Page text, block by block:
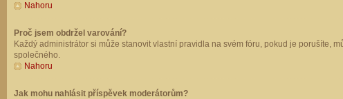
Nahoru
Proč jsem obdržel varování?
Každý administrátor si může stanovit vlastní pravidla na svém fóru, pokud je porušíte,
společného.
Nahoru
Jak mohu nahlásit příspěvek moderátorům?